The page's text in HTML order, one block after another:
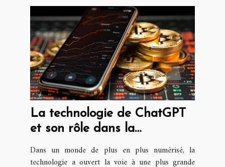
La technologie de ChatGPT
et son rôle dans la
démocratisation de l'accès au
crédit
Dans un monde de plus en plus numérisé, la
technologie a ouvert la voie à une plus grande